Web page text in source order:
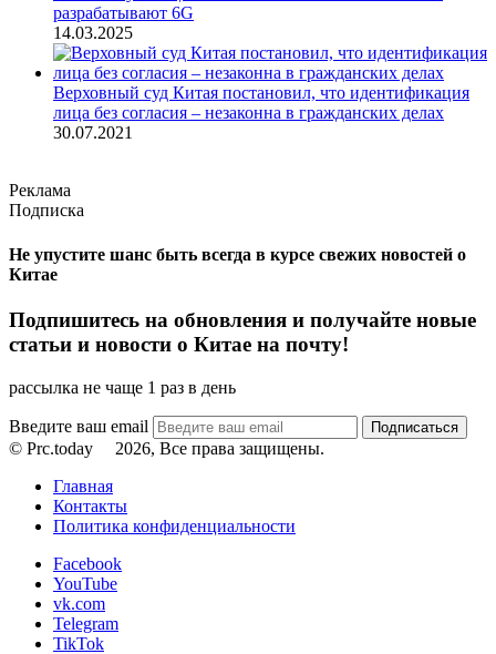
разрабатывают 6G
14.03.2025
Верховный суд Китая постановил, что идентификация
лица без согласия – незаконна в гражданских делах
30.07.2021
Реклама
Подписка
Не упустите шанс быть всегда в курсе свежих новостей о
Китае
Подпишитесь на обновления и получайте новые
статьи и новости о Китае на почту!
рассылка не чаще 1 раз в день
Введите ваш email
© Prc.today
2026, Все права защищены.
Главная
Контакты
Политика конфиденциальности
Facebook
YouTube
vk.com
Telegram
TikTok